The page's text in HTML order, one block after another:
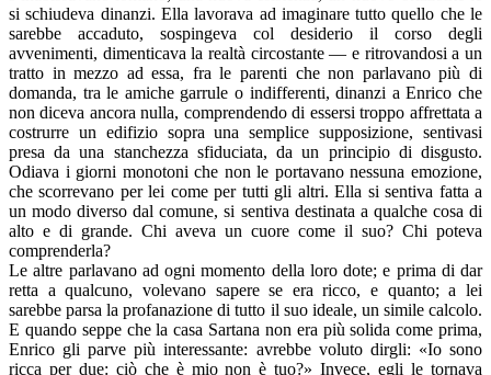
si schiudeva dinanzi. Ella lavorava ad imaginare tutto quello che le
sarebbe accaduto, sospingeva col desiderio il corso degli
avvenimenti, dimenticava la realtà circostante — e ritrovandosi a un
tratto in mezzo ad essa, fra le parenti che non parlavano più di
domanda, tra le amiche garrule o indifferenti, dinanzi a Enrico che
non diceva ancora nulla, comprendendo di essersi troppo affrettata a
costrurre un edifizio sopra una semplice supposizione, sentivasi
presa da una stanchezza sfiduciata, da un principio di disgusto.
Odiava i giorni monotoni che non le portavano nessuna emozione,
che scorrevano per lei come per tutti gli altri. Ella si sentiva fatta a
un modo diverso dal comune, si sentiva destinata a qualche cosa di
alto e di grande. Chi aveva un cuore come il suo? Chi poteva
comprenderla?
Le altre parlavano ad ogni momento della loro dote; e prima di dar
retta a qualcuno, volevano sapere se era ricco, e quanto; a lei
sarebbe parsa la profanazione di tutto il suo ideale, un simile calcolo.
E quando seppe che la casa Sartana non era più solida come prima,
Enrico gli parve più interessante: avrebbe voluto dirgli: «Io sono
ricca per due: ciò che è mio non è tuo?» Invece, egli le tornava